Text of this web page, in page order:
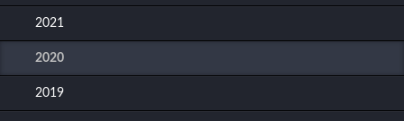
2021
2020
2019